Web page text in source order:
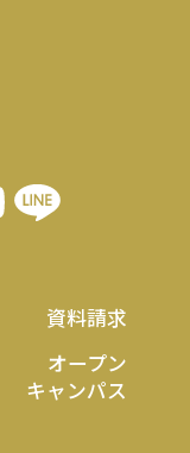
資料請求
オープン
キャンパス